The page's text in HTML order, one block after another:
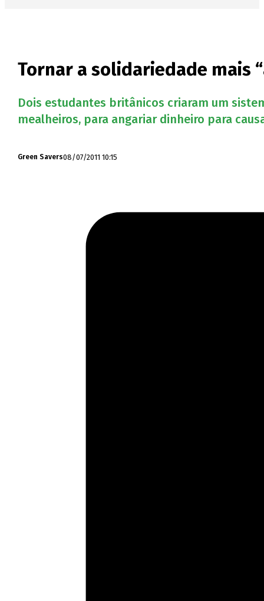
Tornar a solidariedade mais
Dois estudantes britânicos criaram um
mealheiros, para angariar dinheiro para
Green Savers08/07/2011 10:15